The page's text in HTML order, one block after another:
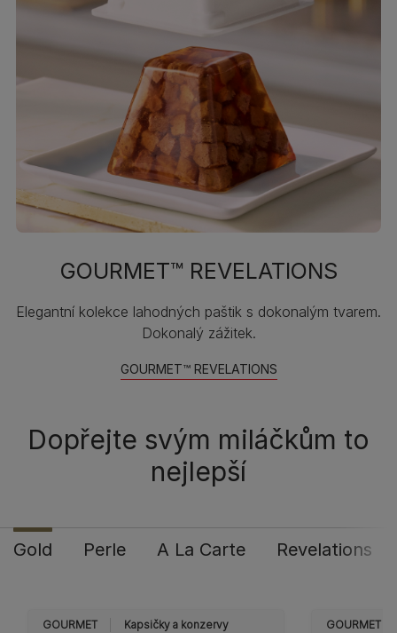
GOURMET™ REVELATIONS
Elegantní kolekce lahodných paštik s dokonalým tvarem.
Dokonalý zážitek.
GOURMET™ REVELATIONS
Dopřejte svým miláčkům to
nejlepší
Gold Perle A La Carte Revelations
GOURMET Kapsičky a konzervy GOURMET